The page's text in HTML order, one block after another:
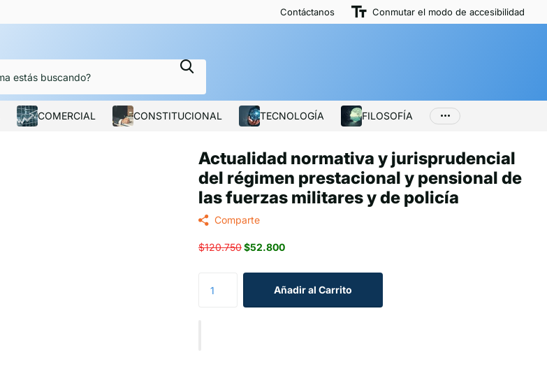
Contáctanos Conmutar el modo de accesibilidad
COMERCIAL CONSTITUCIONAL TECNOLOGÍA FILOSOFÍA
Actualidad normativa y jurisprudencial
del régimen prestacional y pensional de
las fuerzas militares y de policía
Comparte
$120.750$52.800
Añadir al Carrito